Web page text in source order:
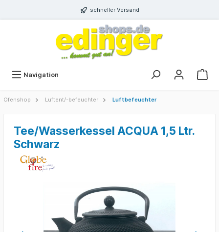
schneller Versand
Navigation
Ofenshop Luftent/-befeuchter Luftbefeuchter
Tee/Wasserkessel ACQUA 1,5 Ltr.
Schwarz